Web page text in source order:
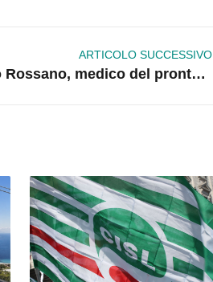
ARTICOLO SUCCESSIVO
Corigliano Rossano, medico del pronto soccorso positivo al Covid nonostante il vaccino